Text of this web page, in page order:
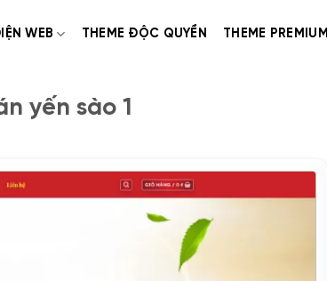
WEB THEME ĐỘC QUYỀN THEME PREMIUM
yến sào 1